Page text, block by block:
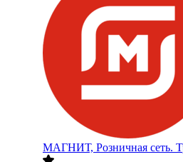
МАГНИТ, Розничная сеть.